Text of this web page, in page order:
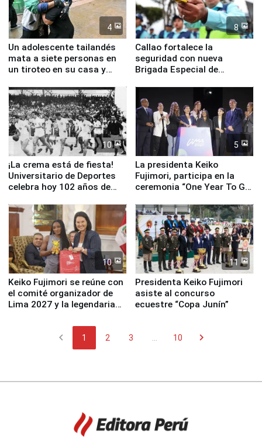
4
Un adolescente tailandés
mata a siete personas en
un tiroteo en su casa y
8
Callao fortalece la
seguridad con nueva
Brigada Especial de
equipamiento para
Serenazgo
10
¡La crema está de fiesta!
Universitario de Deportes
celebra hoy 102 años de
5
La presidenta Keiko
Fujimori, participa en la
ceremonia “One Year To Go
10
Keiko Fujimori se reúne con
el comité organizador de
Lima 2027 y la legendaria
11
Presidenta Keiko Fujimori
asiste al concurso
ecuestre “Copa Junín”
chevron_left 1 2 3 ... 10 chevron_right